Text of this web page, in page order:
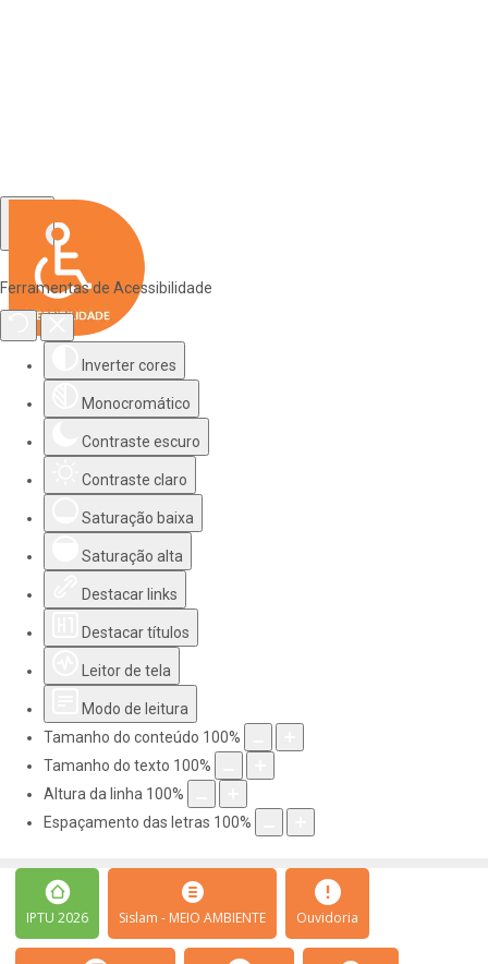
Ferramentas de Acessibilidade
Inverter cores
Monocromático
Contraste escuro
Contraste claro
Saturação baixa
Saturação alta
Destacar links
Destacar títulos
Leitor de tela
Modo de leitura
Tamanho do conteúdo 100%
Tamanho do texto 100%
Altura da linha 100%
Espaçamento das letras 100%
IPTU 2026 Sislam - MEIO AMBIENTE Ouvidoria